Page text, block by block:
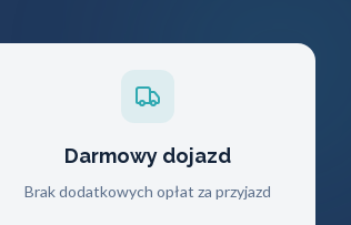
Darmowy dojazd
Brak dodatkowych opłat za przyjazd